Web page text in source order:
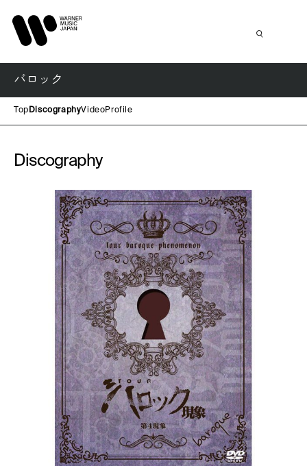
バロック
Top DiscographyVideoProfile
Discography